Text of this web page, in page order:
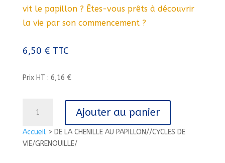
Accueil> DE LA CHENILLE AU PAPILLON//CYCLES DE
VIE/GRENOUILLE/
vit le papillon ? Êtes-vous prêts à découvrir
la vie par son commencement ?
6,50 € TTC
Prix HT : 6,16 €
DE
LA
Ajouter au panier